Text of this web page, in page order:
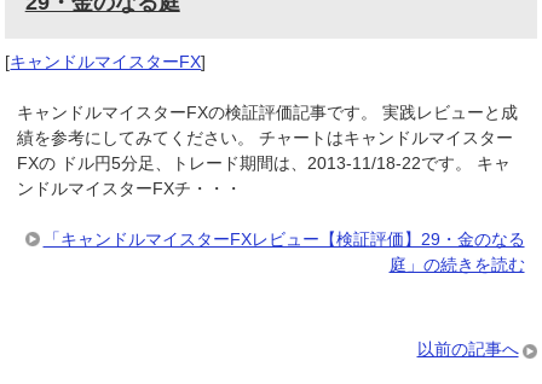
[キャンドルマイスターFX]
キャンドルマイスターFXの検証評価記事です。 実践レビューと成
績を参考にしてみてください。 チャートはキャンドルマイスター
FXの ドル円5分足、トレード期間は、2013-11/18-22です。 キャ
ンドルマイスターFXチ・・・
「キャンドルマイスターFXレビュー【検証評価】29・金のなる
庭」の続きを読む
以前の記事へ